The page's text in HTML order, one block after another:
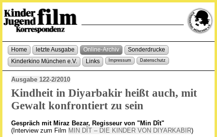
Home letzte Ausgabe Online-Archiv
Sonderdrucke
Kinderkino München e.V.
Links Impressum Datenschutz
Ausgabe 122-2/2010
Kindheit in Diyarbakir heißt auch, mit
Gewalt konfrontiert zu sein
Gespräch mit Miraz Bezar, Regisseur von "Min Dît"
(Interview zum Film MIN DÎT – DIE KINDER VON DIYARKABIR)